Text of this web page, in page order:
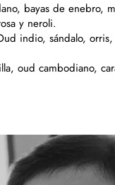
bayas de enebro,
y neroli.
indio, sándalo,
oud cambodiano,